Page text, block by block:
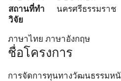
สถานที่ทำ
วิจัย
นครศรีธรรมราช
ภาษาไทย ภาษาอังกฤษ
ชื่อโครงการ
การจัดการทุนทางวัฒนธรรมหนั